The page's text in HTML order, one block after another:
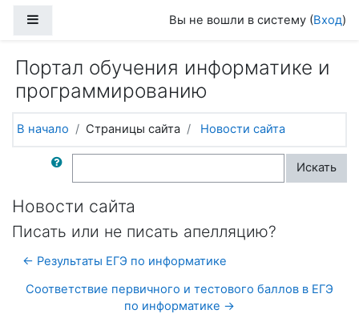
Вы не вошли в систему (Вход)
Портал обучения информатике и
программированию
В начало Страницы сайта Новости сайта
Поиск по форумам Искать
Новости сайта
Писать или не писать апелляцию?
← Результаты ЕГЭ по информатике
Соответствие первичного и тестового баллов в ЕГЭ
по информатике →